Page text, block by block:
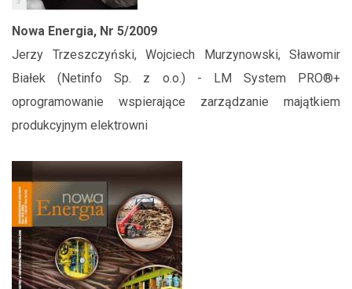
Nowa Energia, Nr 5/2009
Jerzy Trzeszczyński, Wojciech Murzynowski, Sławomir
Białek (Netinfo Sp. z o.o.) - LM System PRO®+
oprogramowanie wspierające zarządzanie majątkiem
produkcyjnym elektrowni